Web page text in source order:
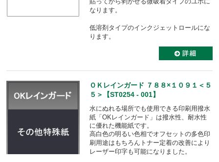
なります。
低溶剤タイプのインクジェットロールにな
ります。
ＯＫレインガード ７８８×１０９１＜５
５＞【ST0254 - 001】
水にぬれる場所でも使用できる印刷用撥水
紙「OKレインガード」は撥水性、耐水性
に優れた機能紙です。
高白色の明るい色相でオフセットの多色印
刷用途はもちろんトナー定着の改善により
レーザー印字も可能になりました。